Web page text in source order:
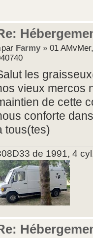
par Farmy» 01
les
vieux mercos
de cette
conforte
tous(tes)
de 1991, 4